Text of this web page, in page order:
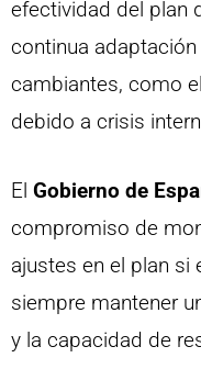
efectividad del plan
continua
cambiantes, como
debido a crisis
El Gobierno de
compromiso de
ajustes en el plan si
siempre mantener
y la capacidad de